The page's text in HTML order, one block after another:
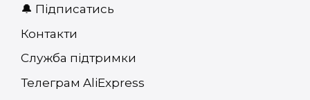
🔔 Підписатись
Контакти
Служба підтримки
Телеграм AliExpress